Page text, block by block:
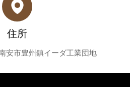
住所
安市豊州鎮イーダ工業団地